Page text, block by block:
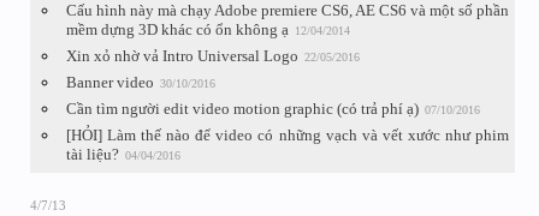
Cấu hình này mà chạy Adobe premiere CS6, AE CS6 và một số phần
mềm dựng 3D khác có ổn không ạ 12/04/2014
Xin xỏ nhờ vả Intro Universal Logo 22/05/2016
Banner video 30/10/2016
Cần tìm người edit video motion graphic (có trả phí ạ) 07/10/2016
[HỎI] Làm thế nào để video có những vạch và vết xước như phim
tài liệu? 04/04/2016
4/7/13